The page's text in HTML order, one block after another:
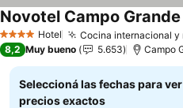
4 EstrellasHotel Cocina internacional y
Novotel Campo Grande
8,2 Muy bueno 5.653 Campo
Seleccioná las fechas para
precios exactos